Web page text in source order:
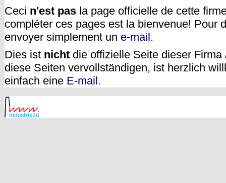
Ceci n'est pas la page officielle de cette
compléter ces pages est la bienvenue! Pour
envoyer simplement un e-mail.
Dies ist nicht die offizielle Seite dieser
diese Seiten vervollständigen, ist herzlich
einfach eine E-mail.